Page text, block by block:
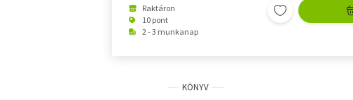
Raktáron
10 pont
2 - 3 munkanap
KÖNYV